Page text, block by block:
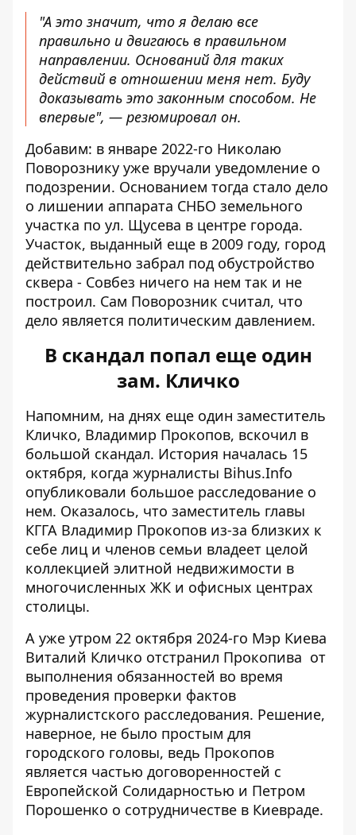
"А это значит, что я делаю все
правильно и двигаюсь в правильном
направлении. Оснований для таких
действий в отношении меня нет. Буду
доказывать это законным способом. Не
впервые", — резюмировал он.
Добавим: в январе 2022-го Николаю
Поворознику уже вручали уведомление о
подозрении. Основанием тогда стало дело
о лишении аппарата СНБО земельного
участка по ул. Щусева в центре города.
Участок, выданный еще в 2009 году, город
действительно забрал под обустройство
сквера - Совбез ничего на нем так и не
построил. Сам Поворозник считал, что
дело является политическим давлением.
В скандал попал еще один
зам. Кличко
Напомним, на днях еще один заместитель
Кличко, Владимир Прокопов, вскочил в
большой скандал. История началась 15
октября, когда журналисты Bihus.Info
опубликовали большое расследование о
нем. Оказалось, что заместитель главы
КГГА Владимир Прокопов из-за близких к
себе лиц и членов семьи владеет целой
коллекцией элитной недвижимости в
многочисленных ЖК и офисных центрах
столицы.
А уже утром 22 октября 2024-го Мэр Киева
Виталий Кличко отстранил Прокопива от
выполнения обязанностей во время
проведения проверки фактов
журналистского расследования. Решение,
наверное, не было простым для
городского головы, ведь Прокопов
является частью договоренностей с
Европейской Солидарностью и Петром
Порошенко о сотрудничестве в Киевраде.